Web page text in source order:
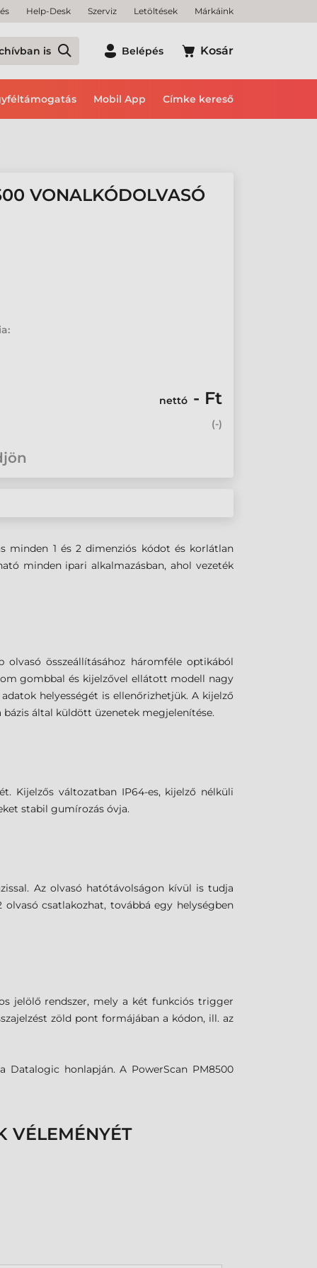
Help-Desk Szerviz Letöltések Márkáink
is Belépés Kosár
Mobil App Címke kereső
VONALKÓDOLVASÓ
nettó - Ft
(-)
minden 1 és 2 dimenziós kódot és korlátlan
minden ipari alkalmazásban, ahol vezeték
összeállításához háromféle optikából
gombbal és kijelzővel ellátott modell nagy
helyességét is ellenőrizhetjük. A kijelző
által küldött üzenetek megjelenítése.
Kijelzős változatban IP64-es, kijelző nélküli
stabil gumírozás óvja.
Az olvasó hatótávolságon kívül is tudja
csatlakozhat, továbbá egy helységben
jelölő rendszer, mely a két funkciós trigger
zöld pont formájában a kódon, ill. az
Datalogic honlapján. A PowerScan PM8500
VÉLEMÉNYÉT